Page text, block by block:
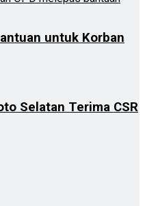
untuk Korban
Selatan Terima CSR